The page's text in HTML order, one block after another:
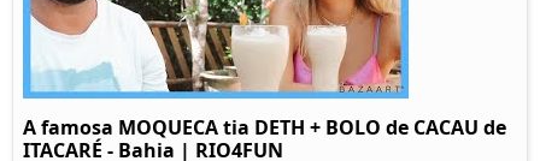
A famosa MOQUECA tia DETH + BOLO de CACAU de
ITACARÉ - Bahia | RIO4FUN